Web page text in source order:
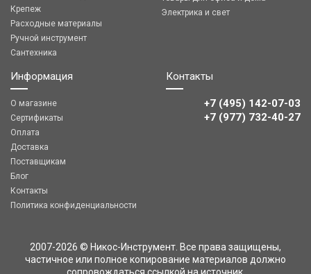
Крепеж
Расходные материалы
Ручной инструмент
Сантехника
Электрика и свет
Информация
О магазине
Сертификаты
Оплата
Доставка
Поставщикам
Блог
Контакты
Политика конфиденциальности
Контакты
+7 (495) 142-07-03
‎‎+7 (977) 732-40-27
2007-2026 © Никос-Инструмент. Все права защищены,
частичное или полное копирование материалов должно